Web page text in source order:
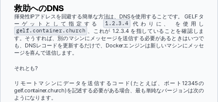
救助へのDNS
揮発性IPアドレスを回避する簡単な方法は、DNSを使用することです。 GELF タ
ーゲットとして指定する
1.2.3.4
代わりに、 を使用し
gelf.container.church 、これが 1.2.3.4 を指していることを確認しま
す。そうすれば、別のマシンにメッセージを送信する必要があるときはいつで
も、DNSレコードを更新するだけで、Dockerエンジンは新しいマシンにメッセ
ージを喜んで送信します。
それとも?
リモートマシンにデータを送信するコード(たとえば、ポート12345の
gelf.container.church)を記述する必要がある場合、最も単純なバージョンは次の
ようになります。